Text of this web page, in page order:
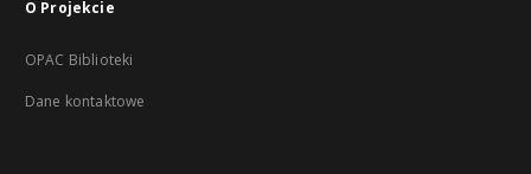
O Projekcie
OPAC Biblioteki
Dane kontaktowe